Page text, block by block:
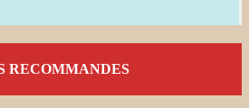
RECOMMANDES